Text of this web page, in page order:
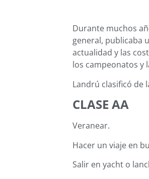
Durante muchos
general, publicaba
actualidad y las
los campeonatos y
Landrú clasificó de
CLASE AA
Veranear.
Hacer un viaje en
Salir en yacht o